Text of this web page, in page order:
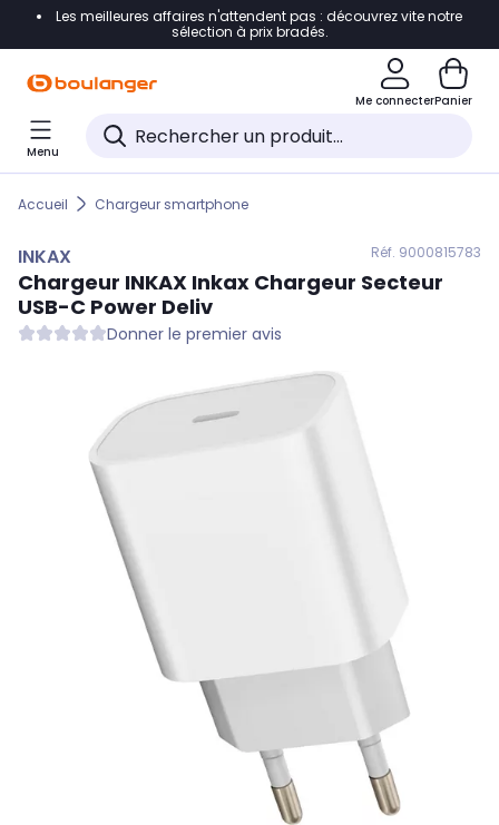
Accéder directement à la navigation
Accéder directement au pied de page
Accéder directement au chatbot
Les meilleures affaires n'attendent pas : découvrez vite notre
sélection à prix bradés.
Me connecterPanier
Menu
Accueil Chargeur smartphone
INKAX Réf. 9000815783
Chargeur INKAX Inkax Chargeur Secteur
USB-C Power Deliv
Donner le premier avis